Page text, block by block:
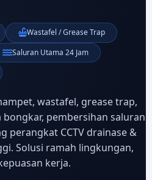
Wastafel / Grease Trap
Saluran Utama 24 Jam
wastafel, grease trap,
pembersihan saluran
perangkat CCTV drainase &
Solusi ramah lingkungan,
kerja.